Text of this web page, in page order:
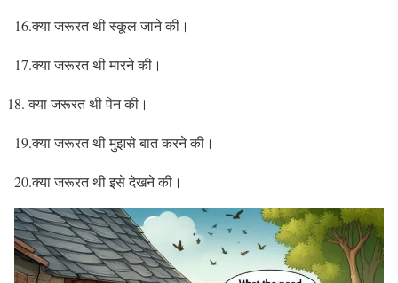
16.क्या जरूरत थी स्कूल जाने की।
17.क्या जरूरत थी मारने की।
क्या जरूरत थी पेन की।
19.क्या जरूरत थी मुझसे बात करने की।
20.क्या जरूरत थी इसे देखने की।